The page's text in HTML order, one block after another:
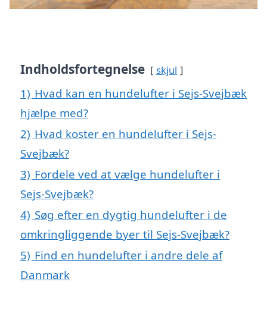
Indholdsfortegnelse skjul
1) Hvad kan en hundelufter i Sejs-Svejbæk
hjælpe med?
2) Hvad koster en hundelufter i Sejs-
Svejbæk?
3) Fordele ved at vælge hundelufter i
Sejs-Svejbæk?
4) Søg efter en dygtig hundelufter i de
omkringliggende byer til Sejs-Svejbæk?
5) Find en hundelufter i andre dele af
Danmark